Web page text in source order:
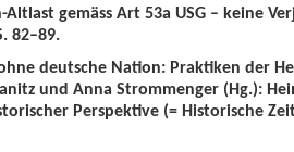
Altlast gemäss Art 53a USG – keine
82–89.
deutsche Nation: Praktiken der
und Anna Strommenger (Hg.):
Perspektive (= Historische